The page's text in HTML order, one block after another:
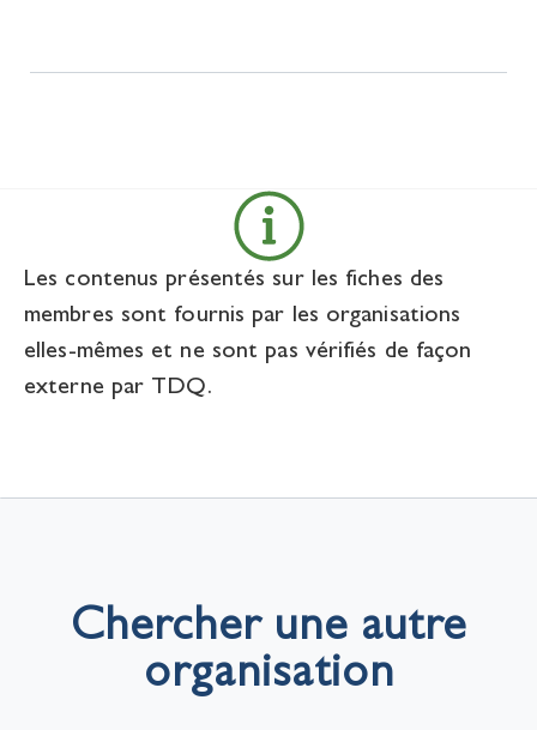
Les contenus présentés sur les fiches des
membres sont fournis par les organisations
elles-mêmes et ne sont pas vérifiés de façon
externe par TDQ.
Chercher une autre
organisation